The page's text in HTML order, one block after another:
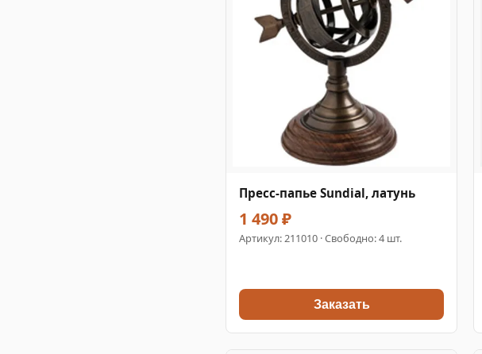
Пресс-папье Sundial, латунь
1 490 ₽
Артикул:211010 · Свободно: 4 шт.
Заказать